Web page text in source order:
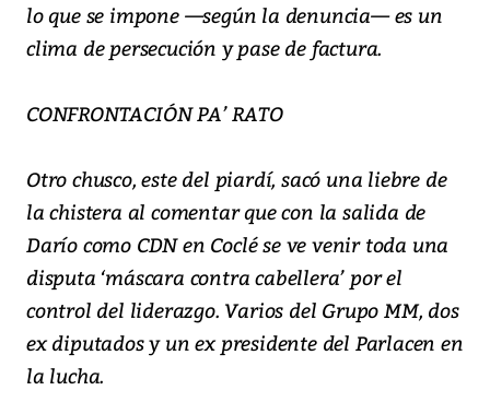
lo que se impone —según la denuncia— es un
clima de persecución y pase de factura.
CONFRONTACIÓN PA’ RATO
Otro chusco, este del piardí, sacó una liebre de
la chistera al comentar que con la salida de
Darío como CDN en Coclé se ve venir toda una
disputa ‘máscara contra cabellera’ por el
control del liderazgo. Varios del Grupo MM, dos
ex diputados y un ex presidente del Parlacen en
la lucha.